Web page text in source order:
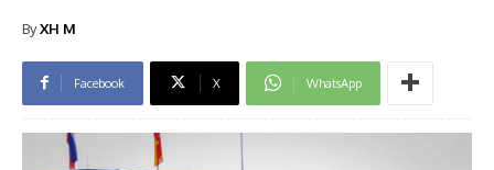
ByXH M
Facebook X WhatsApp